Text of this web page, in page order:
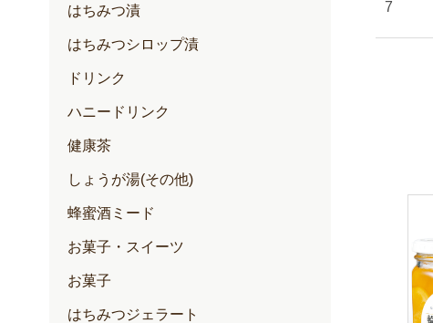
はちみつ漬
はちみつシロップ漬
ドリンク
ハニードリンク
健康茶
しょうが湯(その他)
蜂蜜酒ミード
お菓子・スイーツ
お菓子
はちみつジェラート